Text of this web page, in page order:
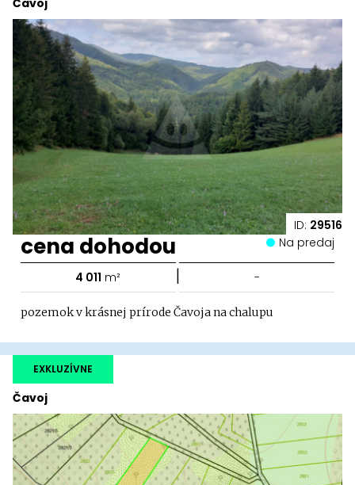
ID: 29516
Čavoj
cena dohodou Na predaj
4 011 m² | -
pozemok v krásnej prírode Čavoja na chalupu
Čavoj
EXKLUZÍVNE